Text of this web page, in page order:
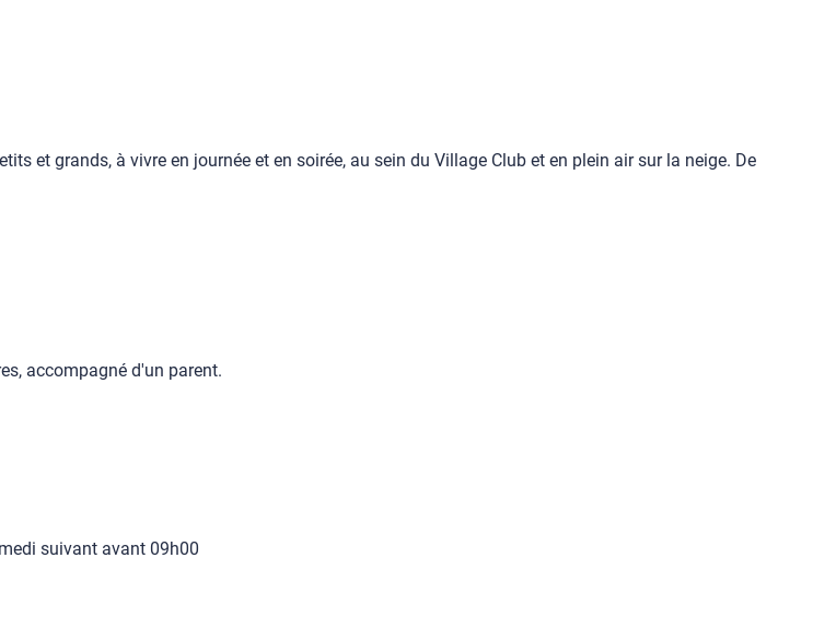
et grands, à vivre en journée et en soirée, au sein du Village Club et en plein air sur la neige. De
accompagné d'un parent.
suivant avant 09h00